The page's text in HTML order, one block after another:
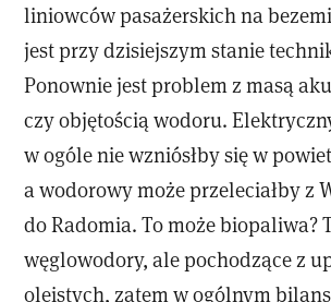
liniowców pasażerskich na
jest przy dzisiejszym stanie
Ponownie jest problem z masą
czy objętością wodoru.
w ogóle nie wzniósłby się w
a wodorowy może przeleciałby z
do Radomia. To może biopaliwa?
węglowodory, ale pochodzące z
oleistych, zatem w ogólnym